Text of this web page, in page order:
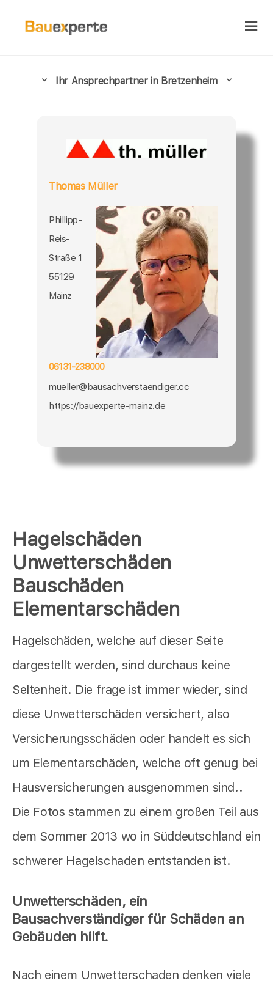
Hagelschäden
Unwetterschäden
Bauschäden
Elementarschäden
Hagelschäden, welche auf dieser Seite
dargestellt werden, sind durchaus keine
Seltenheit. Die frage ist immer wieder, sind
diese Unwetterschäden versichert, also
Versicherungsschäden oder handelt es sich
um Elementarschäden, welche oft genug bei
Hausversicherungen ausgenommen sind..
Die Fotos stammen zu einem großen Teil aus
dem Sommer 2013 wo in Süddeutschland ein
schwerer Hagelschaden entstanden ist.
Unwetterschäden, ein
Bausachverständiger für Schäden an
Gebäuden hilft.
Nach einem Unwetterschaden denken viele
Ihr Ansprechpartner in Bretzenheim
Thomas Müller
Phillipp-
Reis-
Straße 1
55129
Mainz
06131-238000
mueller@bausachverstaendiger.cc
https://bauexperte-mainz.de